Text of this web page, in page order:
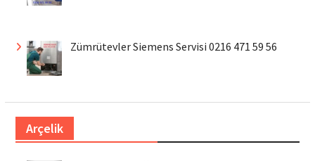
Zümrütevler Siemens Servisi 0216 471 59 56
Arçelik